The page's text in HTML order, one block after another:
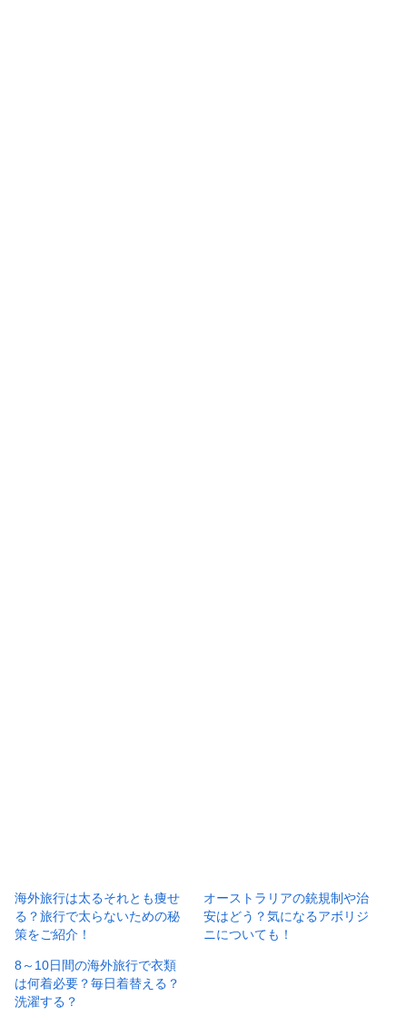
海外旅行は太るそれとも痩せ
る？旅行で太らないための秘
策をご紹介！
オーストラリアの銃規制や治
安はどう？気になるアボリジ
ニについても！
8～10日間の海外旅行で衣類
は何着必要？毎日着替える？
洗濯する？